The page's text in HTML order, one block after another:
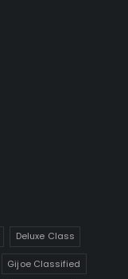
Deluxe Class
Gijoe Classified